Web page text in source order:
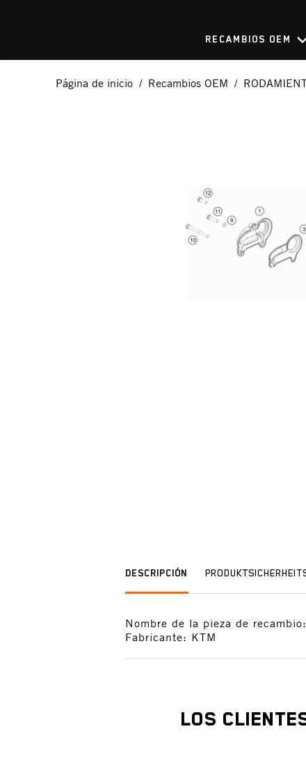
RECAMBIOS OEM
Página de inicio Recambios OEM
DESCRIPCIÓN
Nombre de la pieza de
Fabricante: KTM
LOS